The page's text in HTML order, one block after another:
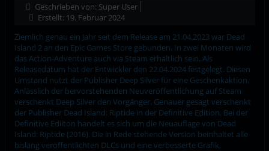
Geschrieben von: Super User
Erstellt: 19. Februar 2024
Ziemlich genau ein Jahr seit dem Release am 21.04.2023 war Dead
Island 2 an den Epic Games Store gebunden. In zwei Monaten wird
das Action-Adventure auch via Steam erhältlich sein. Als
Releasedatum hat der Entwickler den 22.04.2024 festgelegt. Diesen
Umstand nutzt der Publisher Deep Silver für eine Geschenkaktion.
Anlässlich der bervorstehenden Neuveröffentlichung auf Steam
verschenkt Deep Silver den Vorgänger. Genauer gesagt verschenkt
der Publisher Dead Island: Riptide in der Definitive Edition. Bei der
Definitive Ediiton handelt es sich um die Neuauflage von Dead
Island: Riptide (2016). Die in Rede stehende Version beinhaltet alle
bislang veröffentlichten DLCs und eine verbesserte Grafik,